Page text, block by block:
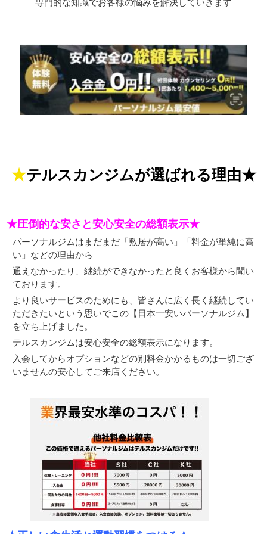
専門的な知識でお客様の悩みを解決していきます
★テルスカンジムが選ばれる理由★
★圧倒的な安さと安心安全の総額表示★
パーソナルジムはまだまだ「敷居が高い」「料金が単純に高
い」などの理由から
通えなかったり、継続ができなかったと良くお客様から聞い
ております。
より良いサービスのためにも、皆さんに広く長く継続してい
ただきたいという思いでこの【日本一安いパーソナルジム】
を立ち上げました。
テルスカンジムは安心安全の総額表示になります。
入会してからオプションなどの別料金かかるものは一切ござ
いませんの安心してご来店ください。